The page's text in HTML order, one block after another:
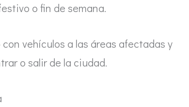
o fin de semana.
vehículos a las áreas afectadas y
o salir de la ciudad.